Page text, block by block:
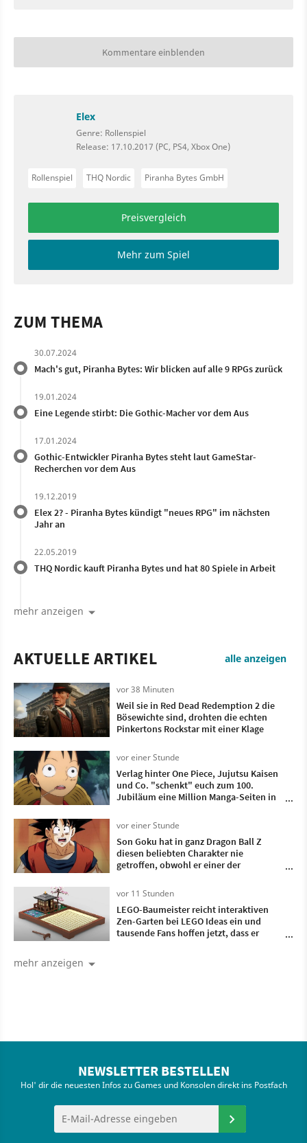
Kommentare einblenden
Elex
Genre: Rollenspiel
Release: 17.10.2017 (PC, PS4, Xbox One)
Rollenspiel THQ Nordic Piranha Bytes GmbH
Preisvergleich
Mehr zum Spiel
ZUM THEMA
30.07.2024
Mach's gut, Piranha Bytes: Wir blicken auf alle 9 RPGs zurück
19.01.2024
Eine Legende stirbt: Die Gothic-Macher vor dem Aus
17.01.2024
Gothic-Entwickler Piranha Bytes steht laut GameStar-
Recherchen vor dem Aus
19.12.2019
Elex 2? - Piranha Bytes kündigt "neues RPG" im nächsten
Jahr an
22.05.2019
THQ Nordic kauft Piranha Bytes und hat 80 Spiele in Arbeit
mehr anzeigen
AKTUELLE ARTIKEL alle anzeigen
vor 38 Minuten
Weil sie in Red Dead Redemption 2 die
Bösewichte sind, drohten die echten
Pinkertons Rockstar mit einer Klage
vor einer Stunde
Verlag hinter One Piece, Jujutsu Kaisen
und Co. "schenkt" euch zum 100.
Jubiläum eine Million Manga-Seiten in
wittert KI-Übersetzungen
vor einer Stunde
Son Goku hat in ganz Dragon Ball Z
diesen beliebten Charakter nie
getroffen, obwohl er einer der
vor 11 Stunden
LEGO-Baumeister reicht interaktiven
Zen-Garten bei LEGO Ideas ein und
tausende Fans hoffen jetzt, dass er
mehr anzeigen
NEWSLETTER BESTELLEN
Hol' dir die neuesten Infos zu Games und Konsolen direkt ins Postfach